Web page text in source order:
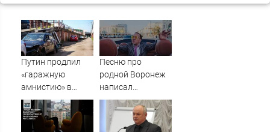
Путин продлил
«гаражную
амнистию» в
России до 1
сентября 2031
года
Песню про
родной Воронеж
написал
музыкант Михаил
Гребенщиков -
ВестиПК в